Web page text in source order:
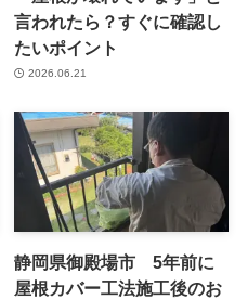
言われたら？すぐに確認し
たいポイント
2026.06.21
静岡県御殿場市 5年前に
屋根カバー工法施工後のお